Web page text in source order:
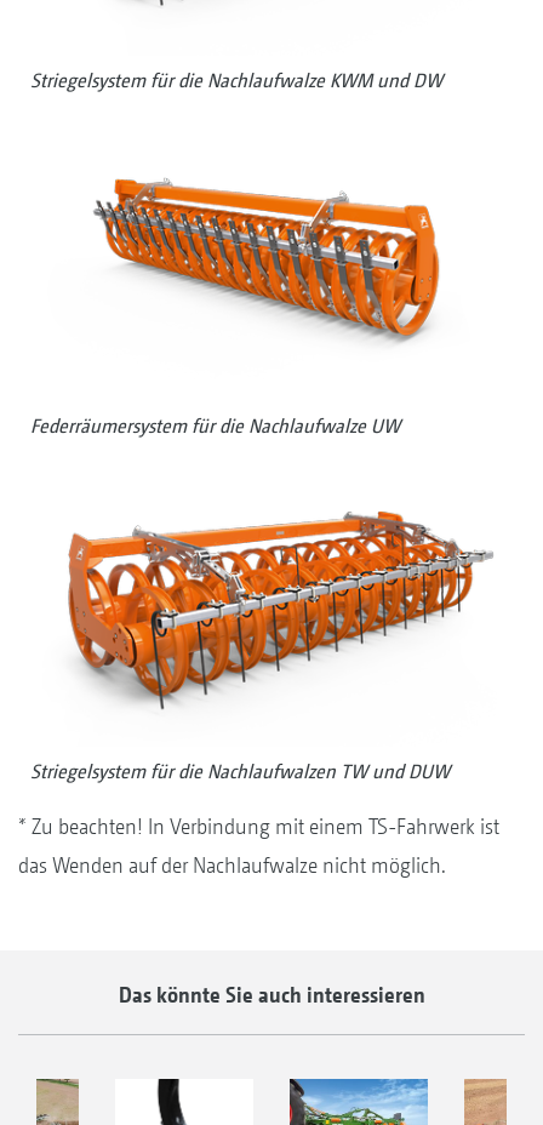
Striegelsystem für die Nachlaufwalze KWM und DW
Federräumersystem für die Nachlaufwalze UW
Striegelsystem für die Nachlaufwalzen TW und DUW
* Zu beachten! In Verbindung mit einem TS-Fahrwerk ist
das Wenden auf der Nachlaufwalze nicht möglich.
Das könnte Sie auch interessieren